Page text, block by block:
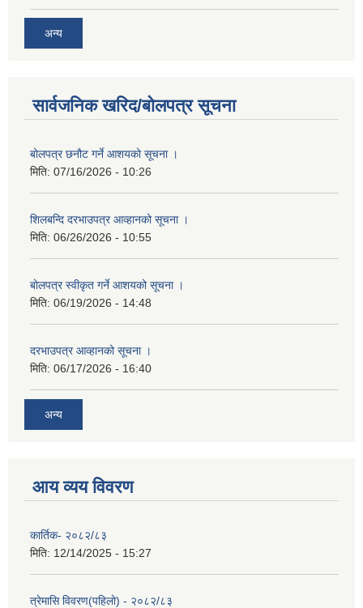
अन्य
सार्वजनिक खरिद/बोलपत्र सूचना
बोलपत्र छनौट गर्ने आशयको सूचना ।
मिति: 07/16/2026 - 10:26
शिलबन्दि दरभाउपत्र आव्हानको सूचना ।
मिति: 06/26/2026 - 10:55
बोलपत्र स्वीकृत गर्ने आशयको सूचना ।
मिति: 06/19/2026 - 14:48
दरभाउपत्र आव्हानको सूचना ।
मिति: 06/17/2026 - 16:40
अन्य
आय व्यय विवरण
कार्तिक- २०८२/८३
मिति: 12/14/2025 - 15:27
त्रेमासि विवरण(पहिलो) - २०८२/८३